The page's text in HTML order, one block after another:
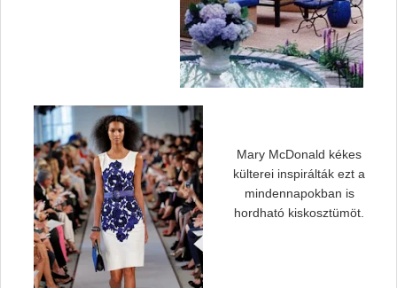
Mary McDonald kékes
külterei inspirálták ezt a
mindennapokban is
hordható kiskosztümöt.